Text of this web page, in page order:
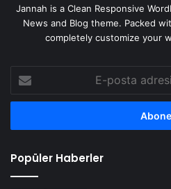
Jannah is a Clean Responsive
News and Blog theme. Packed
completely customize your
posta
adresinizi
Popüler Haberler